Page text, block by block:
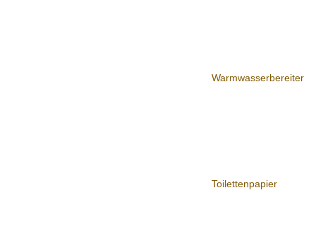
Warmwasserbereiter
Toilettenpapier